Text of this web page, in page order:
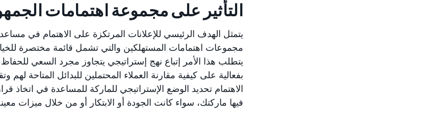
التأثير على مجموعة اهتمامات
يتمثل الهدف الرئيسي للإعلانات المرتكزة على الاهتمام في
مجموعات اهتمامات المستهلكين والتي تشمل قائمة مختصرة
يتطلب هذا الأمر إتباع نهج إستراتيجي يتجاوز مجرد السعي
بفعالية على كيفية مقارنة العملاء المحتملين للبدائل المتاحة لهم
الاهتمام تحديد الوضع الإستراتيجي للماركة للمساعدة في اتخاذ
فيها ماركتك، سواء كانت الجودة أو الابتكار أو من خلال ميزات